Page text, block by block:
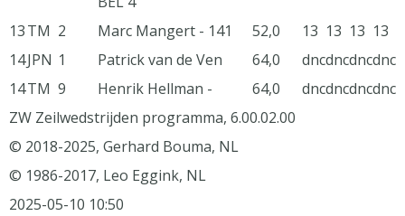
13TM 2 Marc Mangert - 141 52,0 13 13 13 13
14JPN 1 Patrick van de Ven 64,0 dncdncdncdnc
14TM 9 Henrik Hellman - 64,0 dncdncdncdnc
ZW Zeilwedstrijden programma, 6.00.02.00
© 2018-2025, Gerhard Bouma, NL
© 1986-2017, Leo Eggink, NL
2025-05-10 10:50